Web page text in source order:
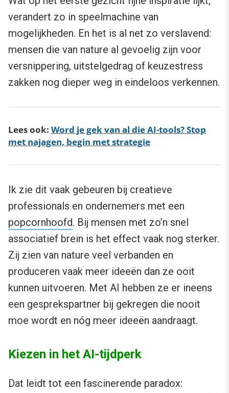
verandert zo in speelmachine van
mogelijkheden. En het is al net zo verslavend:
mensen die van nature al gevoelig zijn voor
versnippering, uitstelgedrag of keuzestress
zakken nog dieper weg in eindeloos verkennen.
Lees ook: Word je gek van al die AI-tools? Stop
met najagen, begin met strategie
Ik zie dit vaak gebeuren bij creatieve
professionals en ondernemers met een
popcornhoofd. Bij mensen met zo’n snel
associatief brein is het effect vaak nog sterker.
Zij zien van nature veel verbanden en
produceren vaak meer ideeën dan ze ooit
kunnen uitvoeren. Met AI hebben ze er ineens
een gesprekspartner bij gekregen die nooit
moe wordt en nóg meer ideeën aandraagt.
Kiezen in het AI-tijdperk
Dat leidt tot een fascinerende paradox: